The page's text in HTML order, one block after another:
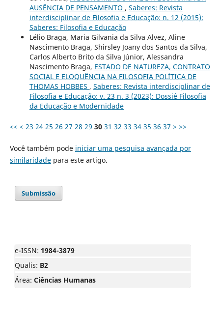
AUSÊNCIA DE PENSAMENTO , Saberes: Revista
interdisciplinar de Filosofia e Educação: n. 12 (2015):
Saberes: Filosofia e Educação
Lélio Braga, Maria Gilvania da Silva Alvez, Aline
Nascimento Braga, Shirsley Joany dos Santos da Silva,
Carlos Alberto Brito da Silva Júnior, Alessandra
Nascimento Braga, ESTADO DE NATUREZA, CONTRATO
SOCIAL E ELOQUÊNCIA NA FILOSOFIA POLÍTICA DE
THOMAS HOBBES , Saberes: Revista interdisciplinar de
Filosofia e Educação: v. 23 n. 3 (2023): Dossiê Filosofia
da Educação e Modernidade
<< < 23 24 25 26 27 28 29 30 31 32 33 34 35 36 37 > >>
Você também pode iniciar uma pesquisa avançada por
similaridadepara este artigo.
Submissão
e-ISSN: 1984-3879
Qualis: B2
Área: Ciências Humanas